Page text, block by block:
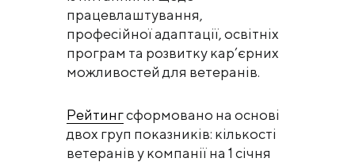
працевлаштування,
професійної адаптації, освітніх
програм та розвитку кар’єрних
можливостей для ветеранів.
Рейтингсформовано на основі
двох груп показників: кількості
ветеранів у компанії на 1 січня